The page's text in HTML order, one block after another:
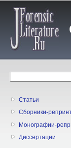
Статьи
Сборники-
Монографии-
Диссертации